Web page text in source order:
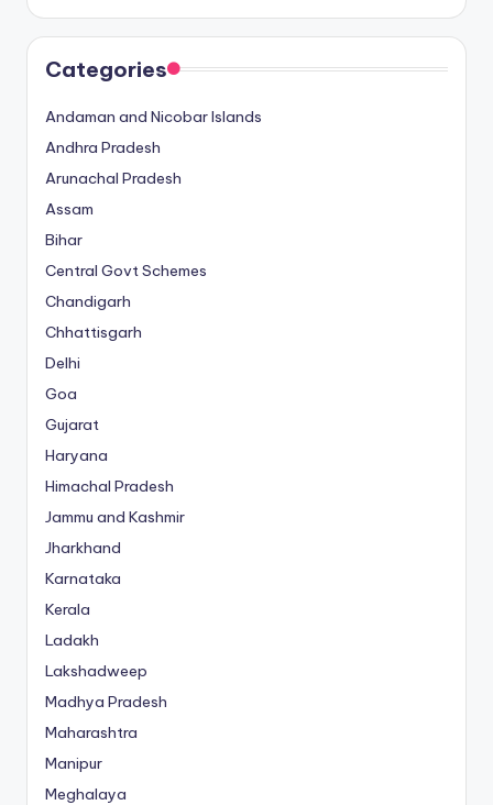
Categories
Andaman and Nicobar Islands
Andhra Pradesh
Arunachal Pradesh
Assam
Bihar
Central Govt Schemes
Chandigarh
Chhattisgarh
Delhi
Goa
Gujarat
Haryana
Himachal Pradesh
Jammu and Kashmir
Jharkhand
Karnataka
Kerala
Ladakh
Lakshadweep
Madhya Pradesh
Maharashtra
Manipur
Meghalaya